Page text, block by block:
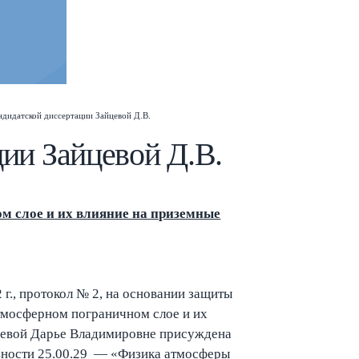
диссертации Зайцевой Д.В.
Зайцевой Д.В.
слое и их влияние на приземные
протокол № 2, на основании защиты
пограничном слое и их
Дарье Владимировне присуждена
25.00.29 — «Физика атмосферы